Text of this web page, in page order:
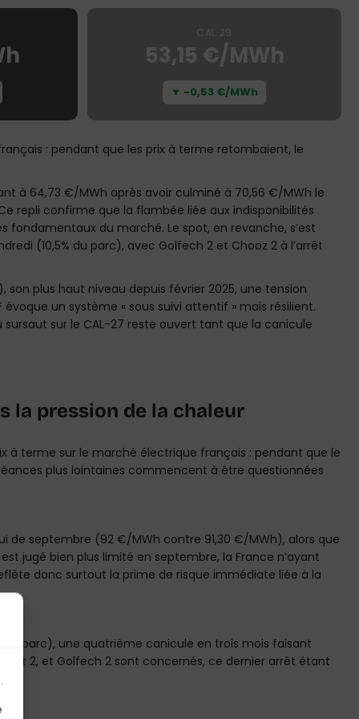
53,15 €/MWh
▼ -0,53 €/MWh
: pendant que les prix à terme retombaient, le
à 64,73 €/MWh après avoir culminé à 70,56 €/MWh le
repli confirme que la flambée liée aux indisponibilités
du marché. Le spot, en revanche, s’est
(10,5% du parc), avec Golfech 2 et Chooz 2 à l’arrêt
plus haut niveau depuis février 2025, une tension
évoque un système « sous suivi attentif » mais résilient.
sur le CAL-27 reste ouvert tant que la canicule
la pression de la chaleur
à terme sur le marché électrique français : pendant que le
plus lointaines commencent à être questionnées
de septembre (92 €/MWh contre 91,30 €/MWh), alors que
jugé bien plus limité en septembre, la France n’ayant
donc surtout la prime de risque immédiate liée à la
du parc), une quatrième canicule en trois mois faisant
1 et 2, et Golfech 2 sont concernés, ce dernier arrêt étant